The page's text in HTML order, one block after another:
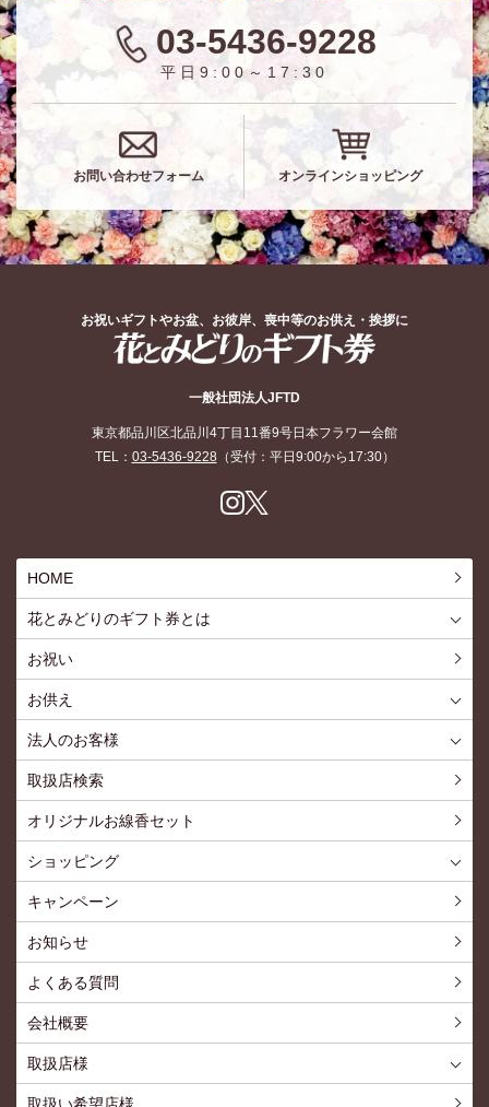
03-5436-9228
平日9:00～17:30
お問い合わせフォーム オンラインショッピング
お祝いギフトやお盆、お彼岸、喪中等のお供え・挨拶に
一般社団法人JFTD
東京都品川区北品川4丁目11番9号日本フラワー会館
TEL： 03-5436-9228 （受付：平日9:00から17:30）
HOME
花とみどりのギフト券とは
お祝い
お供え
法人のお客様
取扱店検索
オリジナルお線香セット
ショッピング
キャンペーン
お知らせ
よくある質問
会社概要
取扱店様